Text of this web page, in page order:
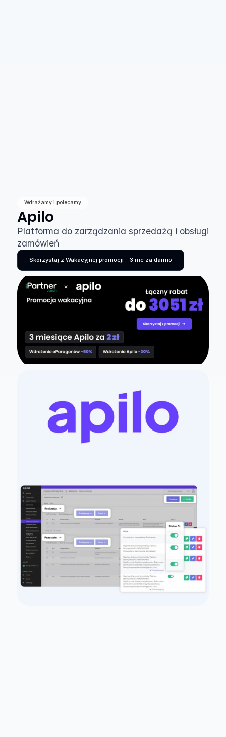
Wdrażamy i polecamy
Apilo
Platforma do zarządzania sprzedażą i obsługi
zamówień
Skorzystaj z Wakacyjnej promocji - 3 mc za darmo